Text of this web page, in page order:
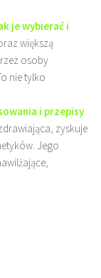
je wybierać i
większą
osoby
nie tylko
i przepisy
zyskuje
Jego